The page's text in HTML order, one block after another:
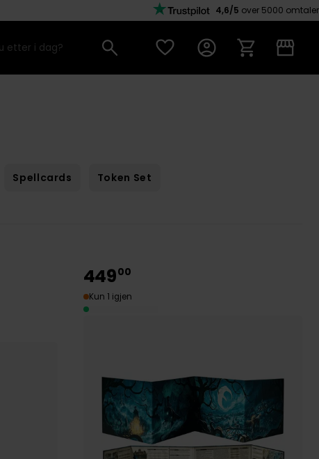
4,6/5 over 5000 omtaler
Spellcards Token Set
44900
Kun 1 igjen